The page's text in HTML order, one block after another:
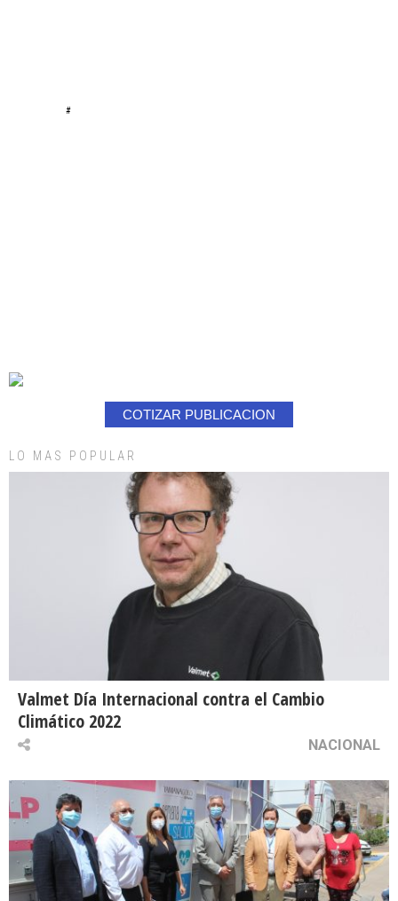
#
COTIZAR PUBLICACION
LO MAS POPULAR
Valmet Día Internacional contra el Cambio
Climático 2022
NACIONAL